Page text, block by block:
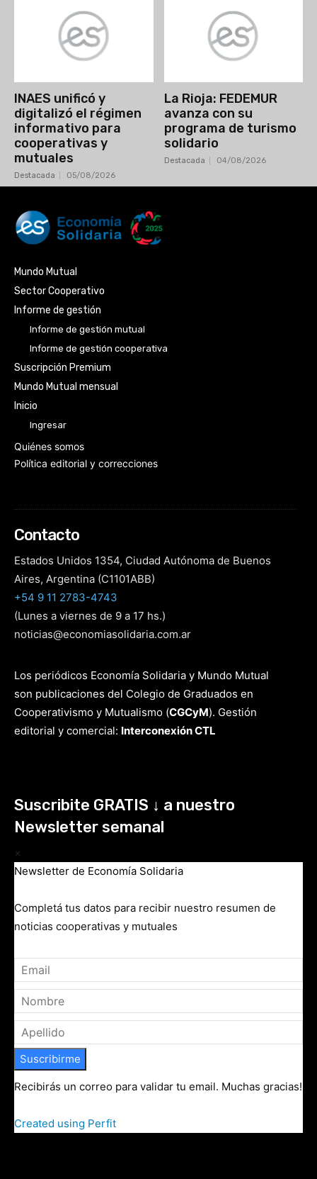
INAES unificó y
digitalizó el régimen
informativo para
cooperativas y
mutuales
Destacada 05/08/2026
La Rioja: FEDEMUR
avanza con su
programa de turismo
solidario
Destacada 04/08/2026
Mundo Mutual
Sector Cooperativo
Informe de gestión
Informe de gestión mutual
Informe de gestión cooperativa
Suscripción Premium
Mundo Mutual mensual
Inicio
Ingresar
Quiénes somos
Política editorial y correcciones
Contacto
Estados Unidos 1354, Ciudad Autónoma de Buenos
Aires, Argentina (C1101ABB)
+54 9 11 2783-4743
(Lunes a viernes de 9 a 17 hs.)
noticias@economiasolidaria.com.ar
Los periódicos Economía Solidaria y Mundo Mutual
son publicaciones del Colegio de Graduados en
Cooperativismo y Mutualismo (CGCyM). Gestión
editorial y comercial: Interconexión CTL
Suscribite GRATIS ↓ a nuestro
Newsletter semanal
×
Newsletter de Economía Solidaria
Completá tus datos para recibir nuestro resumen de
noticias cooperativas y mutuales
Suscribirme
Recibirás un correo para validar tu email. Muchas gracias!
Created using Perfit